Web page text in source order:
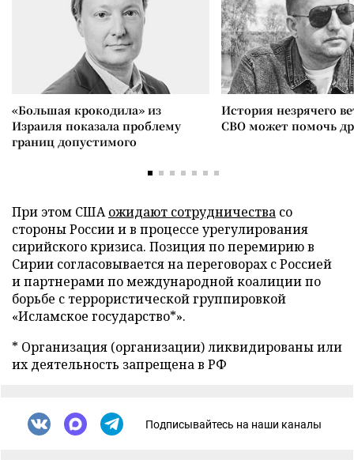
«Большая крокодила» из
Израиля показала проблему
границ допустимого
История незрячего
СВО может помочь
При этом СШАожидают сотрудничества со
стороны России и в процессе урегулирования
сирийского кризиса. Позиция по перемирию в
Сирии согласовывается на переговорах с Россией
и партнерами по международной коалиции по
борьбе с террористической группировкой
«Исламское государство*».
* Организация (организации) ликвидированы или
их деятельность запрещена в РФ
Подписывайтесь на наши каналы